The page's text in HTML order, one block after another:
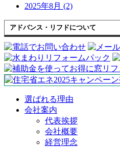
2025年8月 (2)
アドバンス・リフドについて
選ばれる理由
会社案内
代表挨拶
会社概要
経営理念